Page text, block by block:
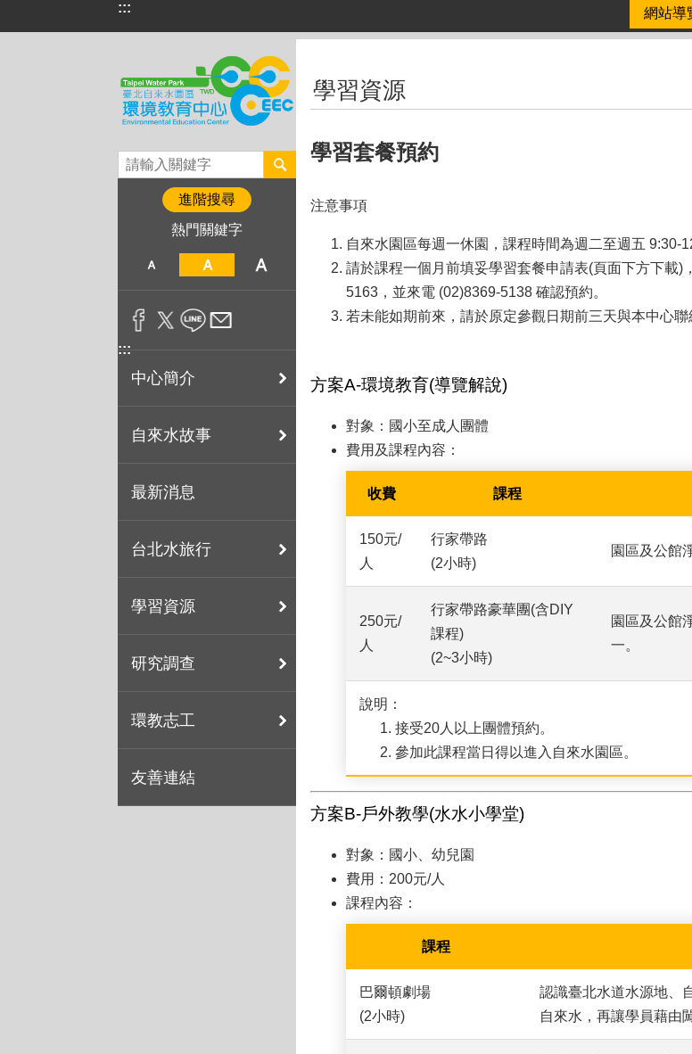
跳到主要內容區塊
::: 網站導
進階搜尋
熱門關鍵字
:::
中心簡介
自來水故事
最新消息
台北水旅行
學習資源
研究調查
環教志工
友善連結
學習資源
學習套餐預約
注意事項
自來水園區每週一休園，課程時間為週二至週五 9:30-
請於課程一個月前填妥學習套餐申請表(頁面下方下載
5163，並來電 (02)8369-5138 確認預約。
若未能如期前來，請於原定參觀日期前三天與本中心
方案A-環境教育(導覽解說)
對象：國小至成人團體
費用及課程內容：
收費 課程
150元/
人
行家帶路
(2小時)
園區及公館
250元/
人
行家帶路豪華團(含DIY
課程)
(2~3小時)
園區及公館
一。
說明：
接受20人以上團體預約。
參加此課程當日得以進入自來水園區。
方案B-戶外教學(水水小學堂)
對象：國小、幼兒園
費用：200元/人
課程內容：
課程
巴爾頓劇場
(2小時)
認識臺北水道水源地、
自來水，再讓學員藉由